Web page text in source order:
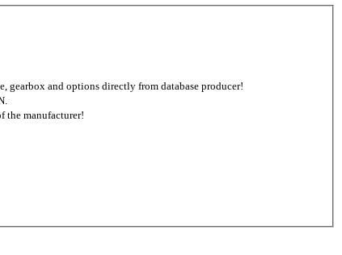
and options directly from database producer!
the manufacturer!